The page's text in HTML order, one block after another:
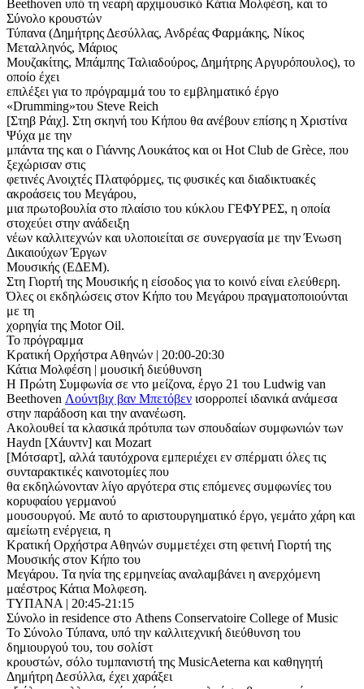
Beethoven υπό τη νεαρή αρχιμουσικό Κάτια Μολφέση, και το
Σύνολο κρουστών
Τύπανα (Δημήτρης Δεσύλλας, Ανδρέας Φαρμάκης, Νίκος
Μεταλληνός, Μάριος
Μουζακίτης, Μπάμπης Ταλιαδούρος, Δημήτρης Αργυρόπουλος), το
οποίο έχει
επιλέξει για το πρόγραμμά του το εμβληματικό έργο
«Drumming»του Steve Reich
[Στηβ Ράιχ]. Στη σκηνή του Κήπου θα ανέβουν επίσης η Χριστίνα
Ψύχα με την
μπάντα της και ο Γιάννης Λουκάτος και οι Hot Club de Grèce, που
ξεχώρισαν στις
φετινές Ανοιχτές Πλατφόρμες, τις φυσικές και διαδικτυακές
ακροάσεις του Μεγάρου,
μια πρωτοβουλία στο πλαίσιο του κύκλου ΓΕΦΥΡΕΣ, η οποία
στοχεύει στην ανάδειξη
νέων καλλιτεχνών και υλοποιείται σε συνεργασία με την Ένωση
Δικαιούχων Έργων
Μουσικής (ΕΔΕΜ).
Στη Γιορτή της Μουσικής η είσοδος για το κοινό είναι ελεύθερη.
Όλες οι εκδηλώσεις στον Κήπο του Μεγάρου πραγματοποιούνται
με τη
χορηγία της Motor Oil.
Το πρόγραμμα
Κρατική Ορχήστρα Αθηνών | 20:00-20:30
Κάτια Μολφέση | μουσική διεύθυνση
Η Πρώτη Συμφωνία σε ντο μείζονα, έργο 21 του Ludwig van
Beethoven Λούντβιχ βαν Μπετόβεν ισορροπεί ιδανικά ανάμεσα
στην παράδοση και την ανανέωση.
Ακολουθεί τα κλασικά πρότυπα των σπουδαίων συμφωνιών των
Haydn [Χάυντν] και Mozart
[Μότσαρτ], αλλά ταυτόχρονα εμπεριέχει εν σπέρματι όλες τις
συνταρακτικές καινοτομίες που
θα εκδηλώνονταν λίγο αργότερα στις επόμενες συμφωνίες του
κορυφαίου γερμανού
μουσουργού. Με αυτό το αριστουργηματικό έργο, γεμάτο χάρη και
αμείωτη ενέργεια, η
Κρατική Ορχήστρα Αθηνών συμμετέχει στη φετινή Γιορτή της
Μουσικής στον Κήπο του
Μεγάρου. Τα ηνία της ερμηνείας αναλαμβάνει η ανερχόμενη
μαέστρος Κάτια Μολφεση.
TYΠΑΝΑ | 20:45-21:15
Σύνολο in residence στο Athens Conservatoire College of Music
Το Σύνολο Τύπανα, υπό την καλλιτεχνική διεύθυνση του
δημιουργού του, του σολίστ
κρουστών, σόλο τυμπανιστή της MusicAeterna και καθηγητή
Δημήτρη Δεσύλλα, έχει χαράξει